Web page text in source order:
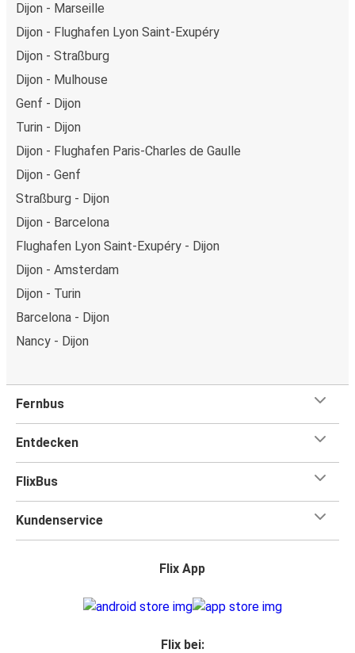
Dijon - Marseille
Dijon - Flughafen Lyon Saint-Exupéry
Dijon - Straßburg
Dijon - Mulhouse
Genf - Dijon
Turin - Dijon
Dijon - Flughafen Paris-Charles de Gaulle
Dijon - Genf
Straßburg - Dijon
Dijon - Barcelona
Flughafen Lyon Saint-Exupéry - Dijon
Dijon - Amsterdam
Dijon - Turin
Barcelona - Dijon
Nancy - Dijon
Fernbus
Entdecken
FlixBus
Kundenservice
Flix App
Flix bei: